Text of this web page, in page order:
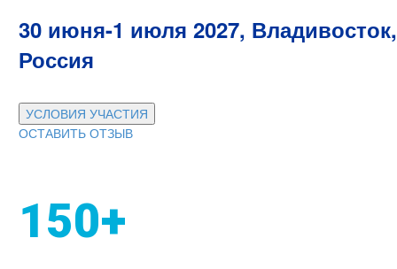
30 июня-1 июля 2027, Владивосток,
Россия
УСЛОВИЯ УЧАСТИЯ
ОСТАВИТЬ ОТЗЫВ
150+